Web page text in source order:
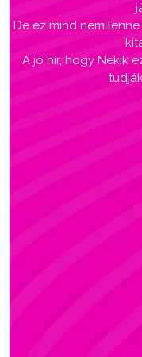
De ez mind nem
A jó hír, hogy Nekik